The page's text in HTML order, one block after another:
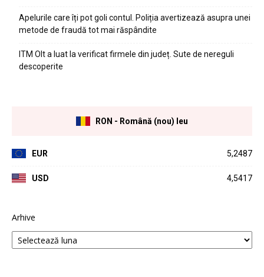
Apelurile care îți pot goli contul. Poliția avertizează asupra unei
metode de fraudă tot mai răspândite
ITM Olt a luat la verificat firmele din județ. Sute de nereguli
descoperite
RON - Română (nou) leu
EUR 5,2487
USD 4,5417
Arhive